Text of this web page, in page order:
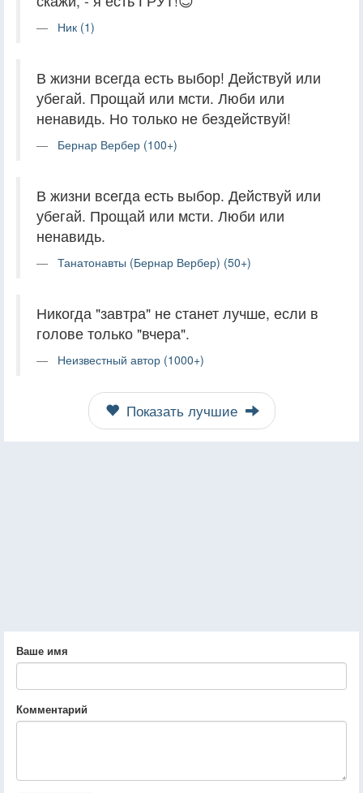
Ник (1)
В жизни всегда есть выбор! Действуй или
убегай. Прощай или мсти. Люби или
ненавидь. Но только не бездействуй!
Бернар Вербер (100+)
В жизни всегда есть выбор. Действуй или
убегай. Прощай или мсти. Люби или
ненавидь.
Танатонавты (Бернар Вербер) (50+)
Никогда "завтра" не станет лучше, если в
голове только "вчера".
Неизвестный автор (1000+)
Показать лучшие
Ваше имя
Комментарий